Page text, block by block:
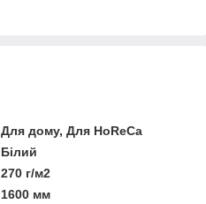
Для дому, Для HoReCa
Білий
270 г/м2
1600 мм